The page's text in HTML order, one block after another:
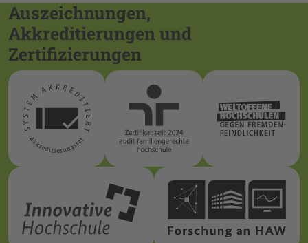
Auszeichnungen,
Akkreditierungen und
Zertifizierungen